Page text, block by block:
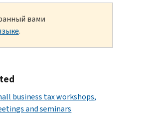
вами
.
business tax workshops,
and seminars